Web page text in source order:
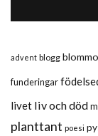
advent blogg
funderingar
livet liv och död
planttant poesi